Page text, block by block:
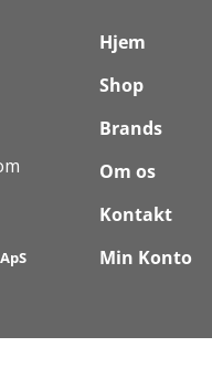
m
Hjem
Shop
Brands
Om os
Kontakt
Min Konto